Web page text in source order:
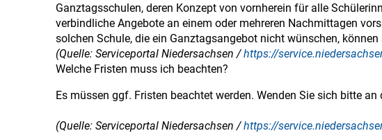
Ganztagsschulen, deren Konzept von vornherein für alle
verbindliche Angebote an einem oder mehreren Nachmittagen
solchen Schule, die ein Ganztagsangebot nicht wünschen,
(Quelle: Serviceportal Niedersachsen /https://
Welche Fristen muss ich beachten?
Es müssen ggf. Fristen beachtet werden. Wenden Sie sich bitte an
(Quelle: Serviceportal Niedersachsen /https://